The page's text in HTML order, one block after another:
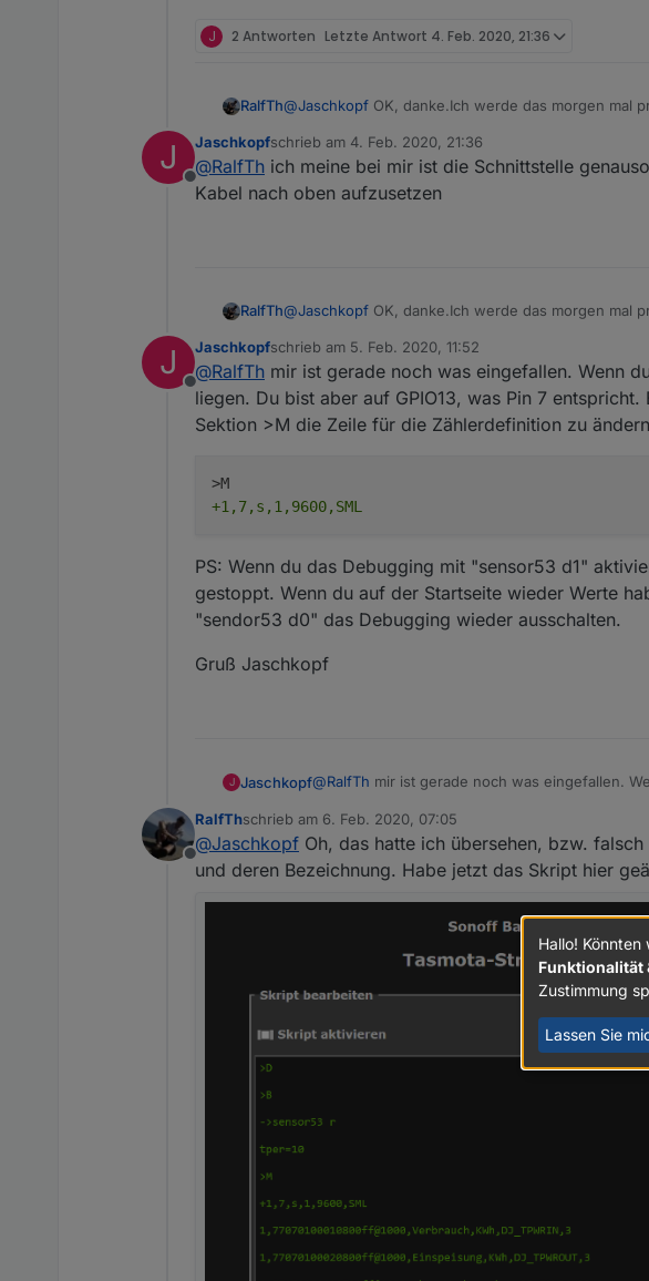
Die Zeile 2 des Zählers wechselt
müssen wir erstmal die Datei „tasmota/
Die Zeilen 44-89 sind durch /* bzw */
der Kommentarbereich entsprechend
enthalten sein:
// (SmartMetering für Stromzähler
// -- WEB_Display
#define USE_SCRIPT_WEB_DISPLAY
//--Rules oder Scripter benutzen:
//um rules zu verwenden gar nichts tun
// -- um scripter zu verwenden
J 2 Antworten Letzte Antwort 4. Feb. 2020, 21:36
RalfTh@Jaschkopf OK, danke.Ich werde das morgen mal
J
Offline
Jaschkopfschrieb am 4. Feb. 2020, 21:36
zuletzt editiert von
@RalfTh ich meine bei mir ist die Schnittstelle
Kabel nach oben aufzusetzen
RalfTh@Jaschkopf OK, danke.Ich werde das morgen mal
J
Offline
Jaschkopfschrieb am 5. Feb. 2020, 11:52
zuletzt editiert von
@RalfTh mir ist gerade noch was eingefallen. Wenn
liegen. Du bist aber auf GPIO13, was Pin 7
Sektion >M die Zeile für die Zählerdefinition zu
+1,7,s,1,9600,SML
PS: Wenn du das Debugging mit "sensor53 d1"
gestoppt. Wenn du auf der Startseite wieder Werte
"sendor53 d0" das Debugging wieder ausschalten.
Gruß Jaschkopf
J Jaschkopf@RalfTh mir ist gerade noch was eingefallen.
Zeile für die Zählerdefinition zu ändern auf Pin 7:
>M
PS: Wenn du das Debugging mit "sensor53 d1"
Wenn du auf der Startseite wieder Werte
Debugging wieder ausschalten.
Gruß Jaschkopf
Offline
RalfThschrieb am 6. Feb. 2020, 07:05
zuletzt editiert von
@Jaschkopf Oh, das hatte ich übersehen, bzw.
und deren Bezeichnung. Habe jetzt das Skript hier
Hallo!
Funktionalität
Zustimmung
Lassen Sie